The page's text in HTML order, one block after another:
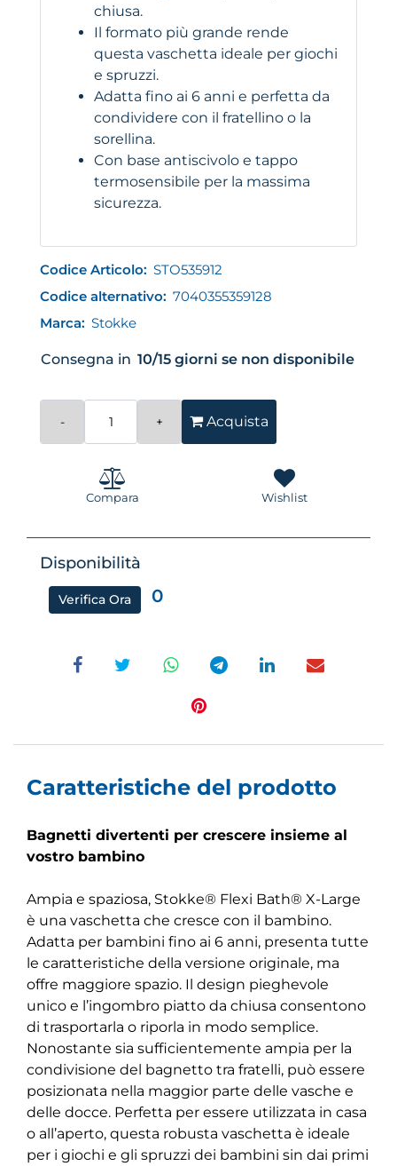
chiusa.
Il formato più grande rende
questa vaschetta ideale per giochi
e spruzzi.
Adatta fino ai 6 anni e perfetta da
condividere con il fratellino o la
sorellina.
Con base antiscivolo e tappo
termosensibile per la massima
sicurezza.
Codice Articolo: STO535912
Codice alternativo: 7040355359128
Marca: Stokke
Consegna in 10/15 giorni se non disponibile
Acquista
Compara Wishlist
Disponibilità
Verifica Ora 0
Caratteristiche del prodotto
Bagnetti divertenti per crescere insieme al
vostro bambino
Ampia e spaziosa, Stokke® Flexi Bath® X-Large
è una vaschetta che cresce con il bambino.
Adatta per bambini fino ai 6 anni, presenta tutte
le caratteristiche della versione originale, ma
offre maggiore spazio. Il design pieghevole
unico e l’ingombro piatto da chiusa consentono
di trasportarla o riporla in modo semplice.
Nonostante sia sufficientemente ampia per la
condivisione del bagnetto tra fratelli, può essere
posizionata nella maggior parte delle vasche e
delle docce. Perfetta per essere utilizzata in casa
o all’aperto, questa robusta vaschetta è ideale
per i giochi e gli spruzzi dei bambini sin dai primi